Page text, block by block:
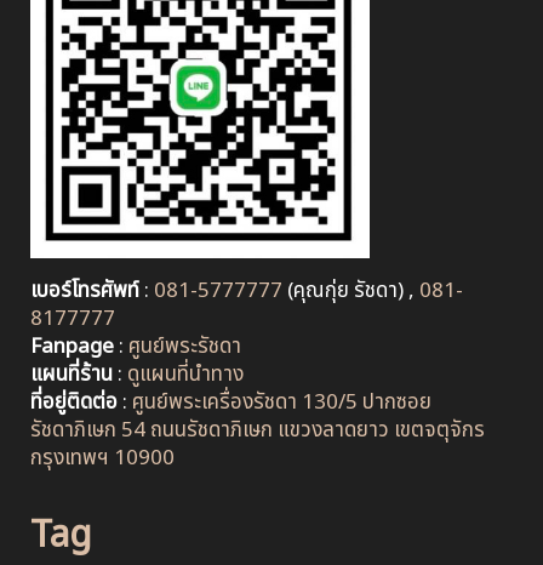
เบอร์โทรศัพท์: 081-5777777 (คุณกุ่ย รัชดา) , 081-
8177777
Fanpage: ศูนย์พระรัชดา
แผนที่ร้าน: ดูแผนที่นำทาง
ที่อยู่ติดต่อ: ศูนย์พระเครื่องรัชดา 130/5 ปากซอย
รัชดาภิเษก 54 ถนนรัชดาภิเษก แขวงลาดยาว เขตจตุจักร
กรุงเทพฯ 10900
Tag